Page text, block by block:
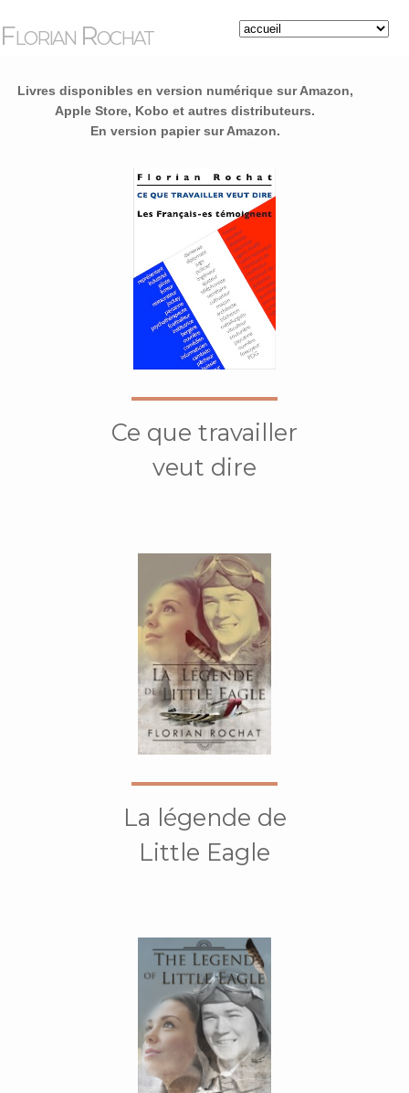
Florian Rochat
Livres disponibles en version numérique sur Amazon,
Apple Store, Kobo et autres distributeurs.
En version papier sur Amazon.
Ce que travailler
veut dire
La légende de
Little Eagle